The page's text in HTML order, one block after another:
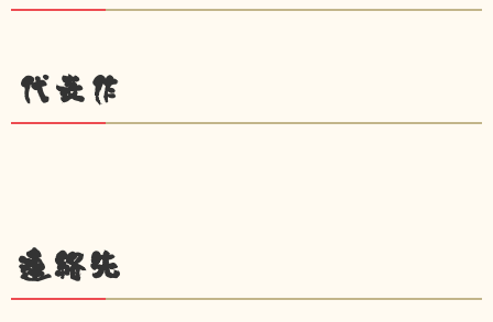
代表作
連絡先